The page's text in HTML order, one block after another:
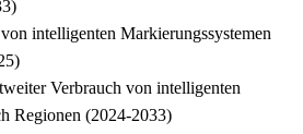
intelligenten Markierungssystemen
Verbrauch von intelligenten
Regionen (2024-2033)